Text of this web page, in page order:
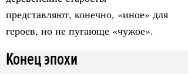
представляют, конечно, «иное» для
героев, но не пугающе «чужое».
Конец эпохи